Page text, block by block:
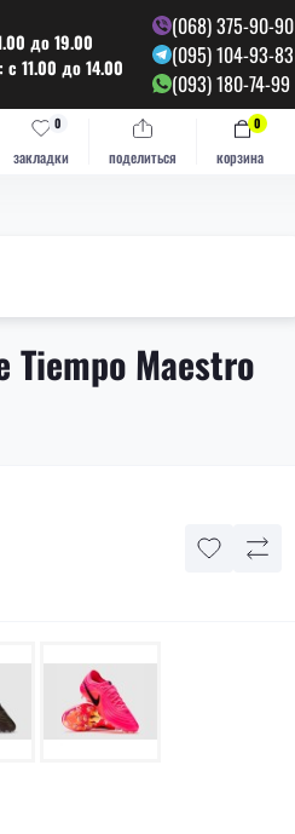
до 19.00
с 11.00 до 14.00
(068) 375-90-90
(095) 104-93-83
(093) 180-74-99
закладки
0
поделиться корзина
0
Maestro